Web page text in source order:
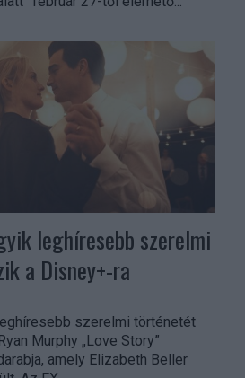
leghíresebb szerelmi
a Disney+-ra
szerelmi történetét
Murphy „Love Story”
amely Elizabeth Beller